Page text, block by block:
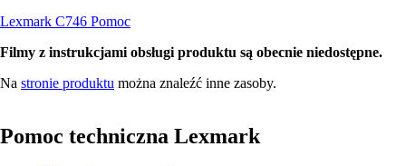
Lexmark C746 Pomoc
Filmy z instrukcjami obsługi produktu są obecnie niedostępne.
Na stronie produktu można znaleźć inne zasoby.
Pomoc techniczna Lexmark